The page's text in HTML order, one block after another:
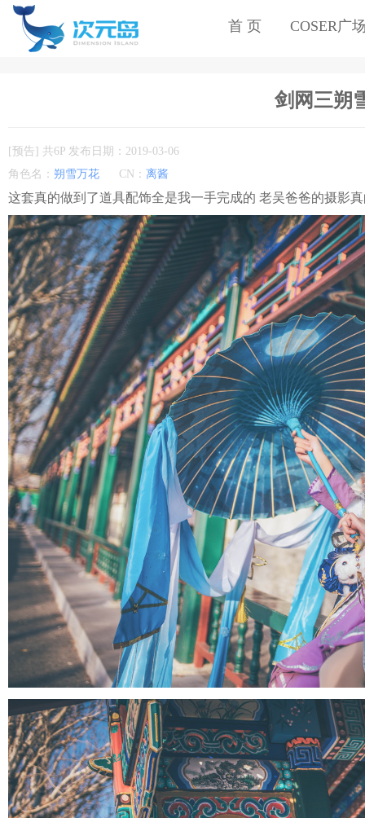
首 页 COSER广
剑网三朔
[预告] 共6P 发布日期：2019-03-06
角色名： 朔雪万花 CN： 离酱
这套真的做到了道具配饰全是我一手完成的 老吴爸爸的摄影